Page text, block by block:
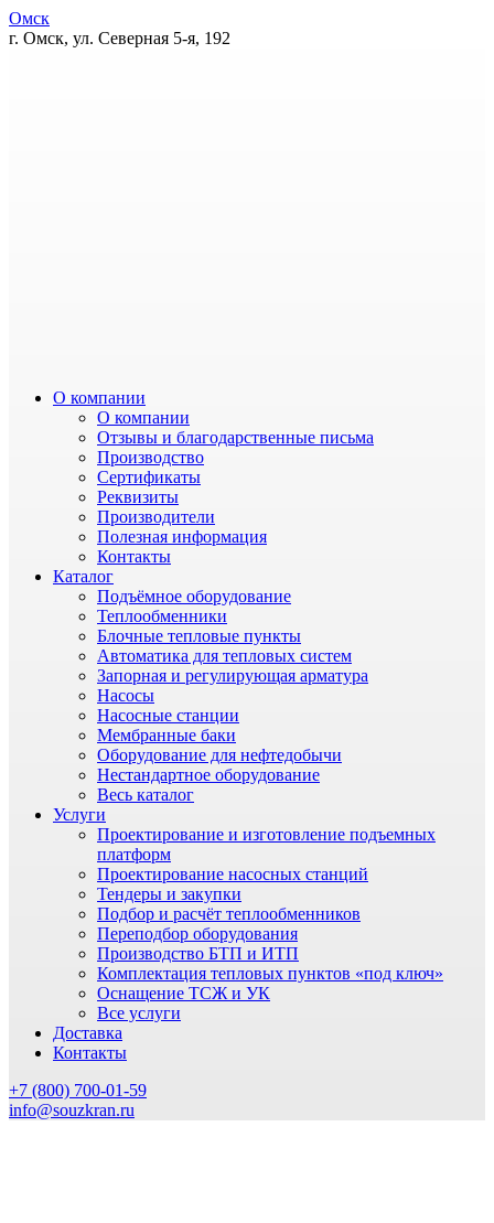
Омск
г. Омск, ул. Северная 5-я, 192
О компании
О компании
Отзывы и благодарственные письма
Производство
Сертификаты
Реквизиты
Производители
Полезная информация
Контакты
Каталог
Подъёмное оборудование
Теплообменники
Блочные тепловые пункты
Автоматика для тепловых систем
Запорная и регулирующая арматура
Насосы
Насосные станции
Мембранные баки
Оборудование для нефтедобычи
Нестандартное оборудование
Весь каталог
Услуги
Проектирование и изготовление подъемных
платформ
Проектирование насосных станций
Тендеры и закупки
Подбор и расчёт теплообменников
Переподбор оборудования
Производство БТП и ИТП
Комплектация тепловых пунктов «под ключ»
Оснащение ТСЖ и УК
Все услуги
Доставка
Контакты
+7 (800) 700-01-59
info@souzkran.ru